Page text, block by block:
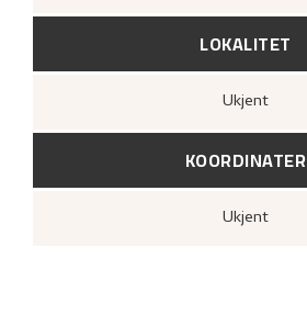
LOKALITET
Ukjent
KOORDINATER
Ukjent